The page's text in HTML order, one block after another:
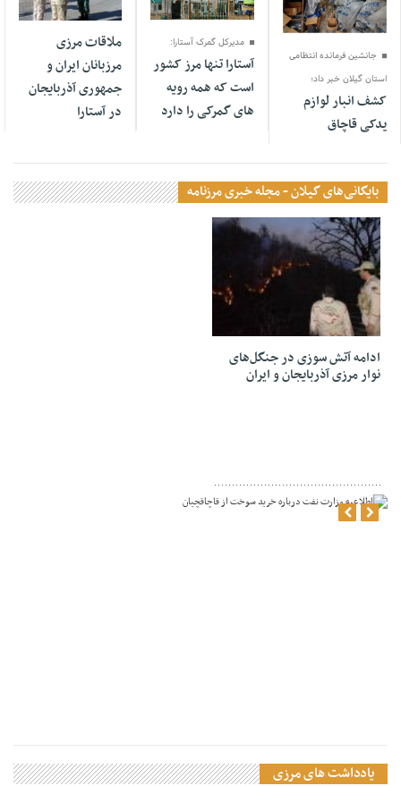
24 اکتبر 2024
جانشين فرمانده انتظامی
استان گيلان خبر داد؛
کشف انبار لوازم
يدکی قاچاق
26 ژانویه 2021
مدیرکل گمرک آستارا:
آستارا تنها مرز کشور
است که همه رویه
های گمرکی را دارد
18 ژانویه 2021
ملاقات مرزی
مرزبانان ایران و
جمهوری آذربایجان
در آستارا
بایگانی‌های گیلان - مجله خبری مرزنامه
16 ژانویه 2021
ادامه آتش سوزی در جنگل‌های
نوار مرزی آذربایجان و ایران
یادداشت های مرزی